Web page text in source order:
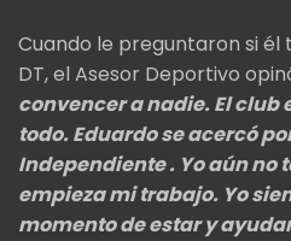
Cuando le preguntaron si él
DT, el Asesor Deportivo
convencer a nadie. El club
todo. Eduardo se acercó
Independiente . Yo aún no
empieza mi trabajo. Yo
momento de estar y